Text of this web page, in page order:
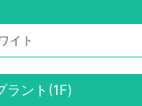
イト
ラント(1F)